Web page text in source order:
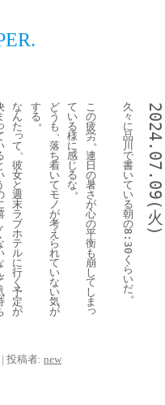
2024.07.09(
火
)
久
々
に
品
川
で
書
い
て
い
る
朝
の
8:30
く
ら
い
だ。
こ
の
疲
労。
連
日
の
暑
さ
が
心
の
平
衡
も
崩
し
て
し
ま
っ
て
い
る
様
に
感
じ
る
な。
ど
う
も、
落
ち
着
い
て
モ
ノ
が
考
え
ら
れ
て
い
な
い
気
が
す
る。
な
ん
た
っ
て、
彼
女
と
週
末
ラ
ブ
ホ
テ
ル
に
行
く
予
定
が
| 投稿者: new